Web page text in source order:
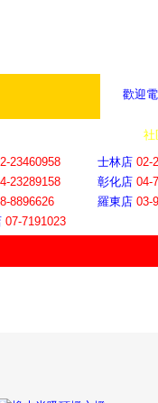
歡迎
社
23460958 士林店 02-
23289158 彰化店 04-
8896626 羅東店 03-
07-7191023